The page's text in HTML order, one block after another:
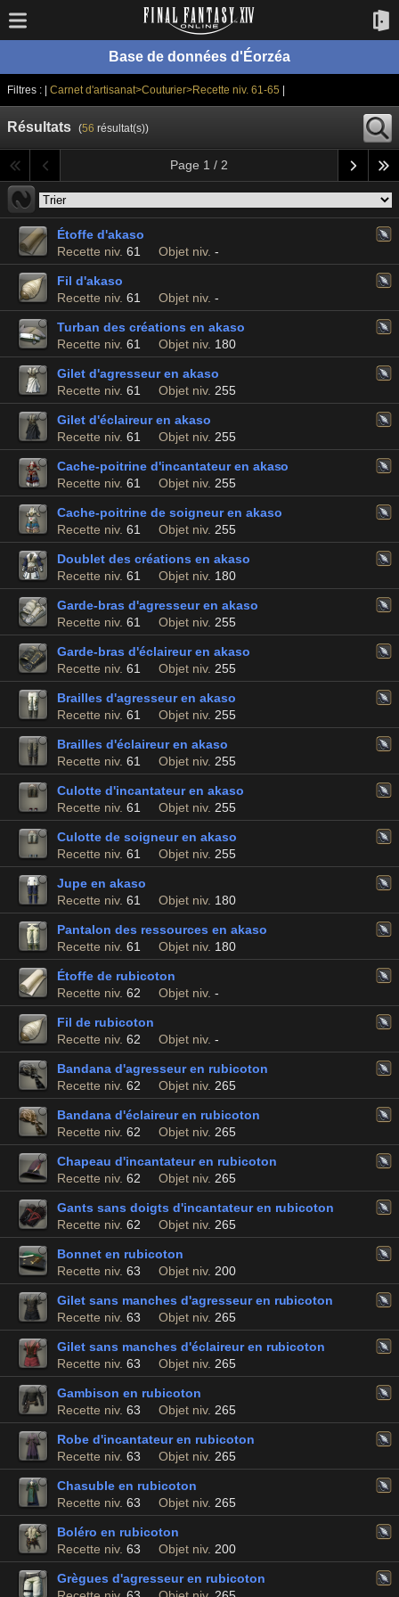
Base de données d'Éorzéa
Filtres : | Carnet d'artisanat>Couturier>Recette niv. 61-65
Résultats (56 résultat(s))
Page 1 / 2
Étoffe d'akaso
Recette niv. 61 Objet niv. -
Fil d'akaso
Recette niv. 61 Objet niv. -
Turban des créations en akaso
Recette niv. 61 Objet niv. 180
Gilet d'agresseur en akaso
Recette niv. 61 Objet niv. 255
Gilet d'éclaireur en akaso
Recette niv. 61 Objet niv. 255
Cache-poitrine d'incantateur en akaso
Recette niv. 61 Objet niv. 255
Cache-poitrine de soigneur en akaso
Recette niv. 61 Objet niv. 255
Doublet des créations en akaso
Recette niv. 61 Objet niv. 180
Garde-bras d'agresseur en akaso
Recette niv. 61 Objet niv. 255
Garde-bras d'éclaireur en akaso
Recette niv. 61 Objet niv. 255
Brailles d'agresseur en akaso
Recette niv. 61 Objet niv. 255
Brailles d'éclaireur en akaso
Recette niv. 61 Objet niv. 255
Culotte d'incantateur en akaso
Recette niv. 61 Objet niv. 255
Culotte de soigneur en akaso
Recette niv. 61 Objet niv. 255
Jupe en akaso
Recette niv. 61 Objet niv. 180
Pantalon des ressources en akaso
Recette niv. 61 Objet niv. 180
Étoffe de rubicoton
Recette niv. 62 Objet niv. -
Fil de rubicoton
Recette niv. 62 Objet niv. -
Bandana d'agresseur en rubicoton
Recette niv. 62 Objet niv. 265
Bandana d'éclaireur en rubicoton
Recette niv. 62 Objet niv. 265
Chapeau d'incantateur en rubicoton
Recette niv. 62 Objet niv. 265
Gants sans doigts d'incantateur en rubicoton
Recette niv. 62 Objet niv. 265
Bonnet en rubicoton
Recette niv. 63 Objet niv. 200
Gilet sans manches d'agresseur en rubicoton
Recette niv. 63 Objet niv. 265
Gilet sans manches d'éclaireur en rubicoton
Recette niv. 63 Objet niv. 265
Gambison en rubicoton
Recette niv. 63 Objet niv. 265
Robe d'incantateur en rubicoton
Recette niv. 63 Objet niv. 265
Chasuble en rubicoton
Recette niv. 63 Objet niv. 265
Boléro en rubicoton
Recette niv. 63 Objet niv. 200
Grègues d'agresseur en rubicoton